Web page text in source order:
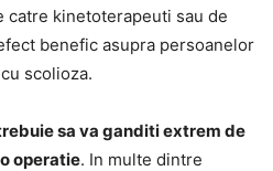
kinetoterapeuti sau de
benefic asupra persoanelor
scolioza.
sa va ganditi extrem de
operatie. In multe dintre